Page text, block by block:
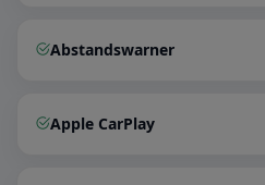
Abstandswarner
Apple CarPlay